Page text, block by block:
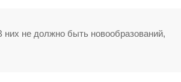
них не должно быть новообразований,